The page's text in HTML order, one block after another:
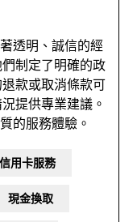
透明、誠信的經
制定了明確的政
款或取消條款可
提供專業建議。
的服務體驗。
信用卡服務
現金換取